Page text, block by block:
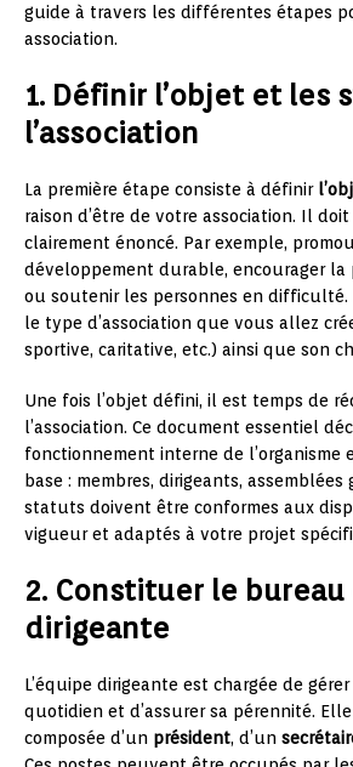
guide à travers les différentes étapes
association.
1. Définir l’objet et les
l’association
La première étape consiste à définir
raison d’être de votre association. Il
clairement énoncé. Par exemple,
développement durable, encourager la
ou soutenir les personnes en difficulté.
le type d’association que vous allez
sportive, caritative, etc.) ainsi que son
Une fois l’objet défini, il est temps de
l’association. Ce document essentiel
fonctionnement interne de l’organisme
base : membres, dirigeants, assemblées
statuts doivent être conformes aux
vigueur et adaptés à votre projet
2. Constituer le bureau
dirigeante
L’équipe dirigeante est chargée de
quotidien et d’assurer sa pérennité.
composée d’un président, d’un